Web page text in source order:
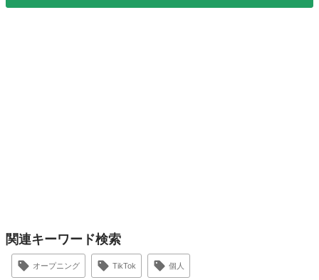
関連キーワード検索
オープニング TikTok 個人